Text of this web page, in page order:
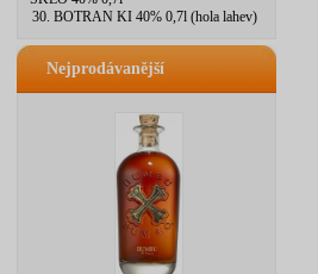
30. BOTRAN KI 40% 0,7l (hola lahev)
Nejprodávanější